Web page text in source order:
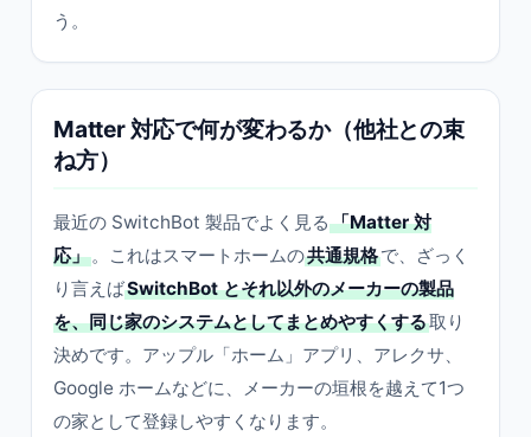
う。
Matter 対応で何が変わるか（他社との束
ね方）
最近の SwitchBot 製品でよく見る 「Matter 対
応」。これはスマートホームの共通規格で、ざっく
り言えばSwitchBot とそれ以外のメーカーの製品
を、同じ家のシステムとしてまとめやすくする取り
決めです。アップル「ホーム」アプリ、アレクサ、
Google ホームなどに、メーカーの垣根を越えて1つ
の家として登録しやすくなります。